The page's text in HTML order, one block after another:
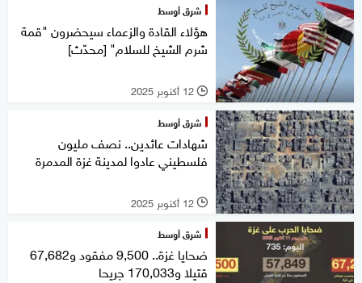
شرق أوسط
هؤلاء القادة والزعماء سيحضرون "قمة
شرم الشيخ للسلام" [محدّث]
l 12 أكتوبر 2025
شرق أوسط
شهادات عائدين.. نصف مليون
فلسطيني عادوا لمدينة غزة المدمرة
l 12 أكتوبر 2025
شرق أوسط
ضحايا غزة.. 9,500 مفقود و67,682
قتيلا و170,033 جريحا